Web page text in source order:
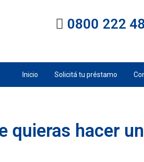
0800 222
Inicio Solicitá tu préstamo
quieras hacer